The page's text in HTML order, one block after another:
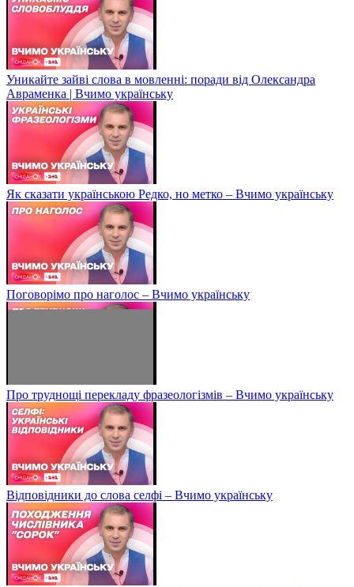
Уникайте зайві слова в мовленні: поради від Олександра
Авраменка | Вчимо українську
Як сказати українською Редко, но метко – Вчимо українську
Поговорімо про наголос – Вчимо українську
Про труднощі перекладу фразеологізмів – Вчимо українську
Відповідники до слова селфі – Вчимо українську